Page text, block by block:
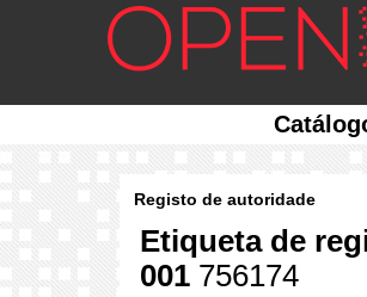
Registo de autoridade
Etiqueta de
001 756174